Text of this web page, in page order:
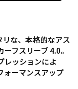
リな、本格的なアス
フスリーブ 4.0。
レッションによ
ォーマンスアップ